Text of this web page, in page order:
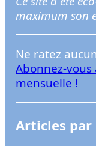
r
e
r
maximum son
Ne ratez
Abonnez-vous
mensuelle !
Articles par